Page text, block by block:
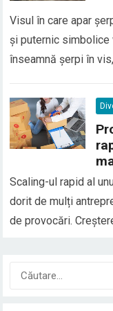
Visul în care apar
și puternic simbolice
înseamnă șerpi în
șerpii în vis sunt
sau conflictele
Scaling-ul rapid al
dorit de mulți
de provocări.
venituri mai mari,
gestionării unei
Caută